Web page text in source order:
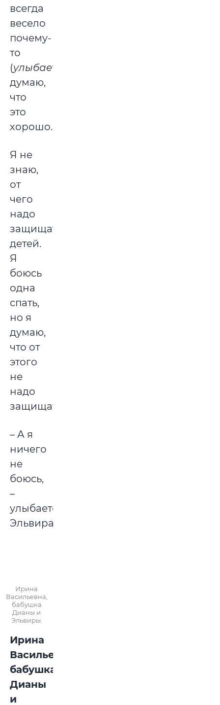
всегда
весело
почему-
то
(улыбается
думаю,
что
это
хорошо.
Я не
знаю,
от
чего
надо
защищать
детей.
Я
боюсь
одна
спать,
но я
думаю,
что от
этого
не
надо
защищать.
– А я
ничего
не
боюсь,
–
улыбается
Эльвира.
Ирина
Васильевна,
бабушка
Дианы и
Эльвиры.
Ирина
Васильевна,
бабушка
Дианы
и